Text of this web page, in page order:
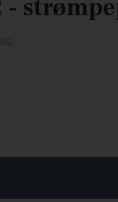
-